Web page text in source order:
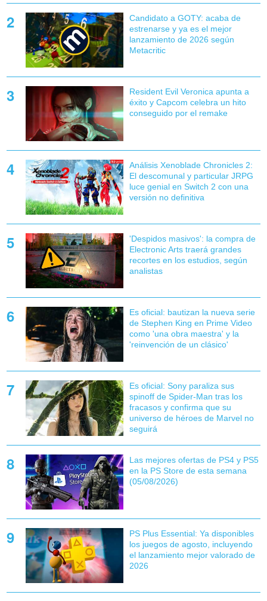
Candidato a GOTY: acaba de
estrenarse y ya es el mejor
lanzamiento de 2026 según
Metacritic
Resident Evil Veronica apunta a
éxito y Capcom celebra un hito
conseguido por el remake
Análisis Xenoblade Chronicles 2:
El descomunal y particular JRPG
luce genial en Switch 2 con una
versión no definitiva
'Despidos masivos': la compra de
Electronic Arts traerá grandes
recortes en los estudios, según
analistas
Es oficial: bautizan la nueva serie
de Stephen King en Prime Video
como 'una obra maestra' y la
'reinvención de un clásico'
Es oficial: Sony paraliza sus
spinoff de Spider-Man tras los
fracasos y confirma que su
universo de héroes de Marvel no
seguirá
Las mejores ofertas de PS4 y PS5
en la PS Store de esta semana
(05/08/2026)
PS Plus Essential: Ya disponibles
los juegos de agosto, incluyendo
el lanzamiento mejor valorado de
2026